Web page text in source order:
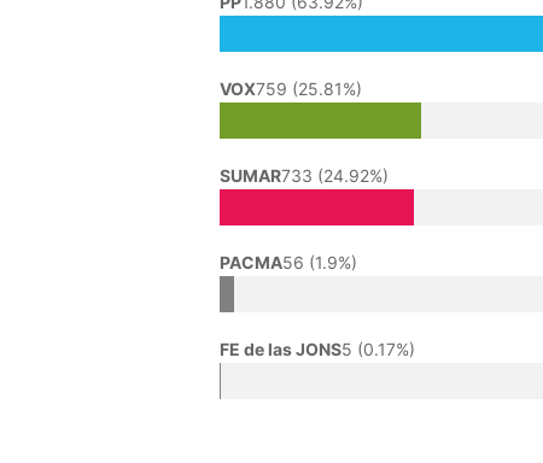
VOX759 (25.81%)
SUMAR733 (24.92%)
PACMA56 (1.9%)
FE de las JONS5 (0.17%)